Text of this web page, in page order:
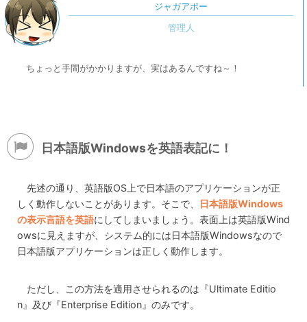
ジャガアポー
ちょっと手間がかかりますが、実はあるんですね～！
日本語版Windowsを英語表記に！
先述の通り、英語版OS上で日本語のアプリケーションが正
しく動作しないことがあります。そこで、
日本語版Windows
の表示言語を英語にしてしまいましょう。表面上は英語版Wind
owsに見えますが、システム的には日本語版Windowsなので
日本語版アプリケーションは正しく動作します。
ただし、この方法を適用させられるのは『Ultimate Editio
n』及び『Enterprise Edition』のみです。